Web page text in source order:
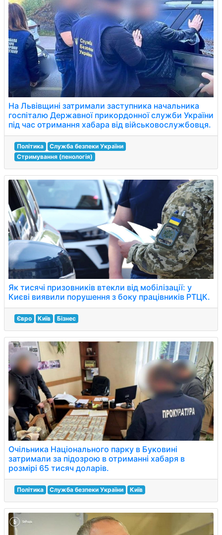
На Львівщині затримали заступника начальника
госпіталю Державної прикордонної служби України
під час отримання хабара від військовослужбовця.
Політика
Служба безпеки України
Стримування (пенологія)
Як тисячі призовників втекли від мобілізації: у
Києві виявили порушення з боку працівників РТЦК.
Євро Київ Бізнес
Очільника Національного парку в Буковині
затримали за підозрою в отриманні хабаря в
розмірі 65 тисяч доларів.
Політика Служба безпеки України Київ